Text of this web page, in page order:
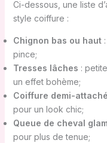
Ci-dessous, une liste
style coiffure :
Chignon bas ou haut:
pince;
Tresses lâches :
un effet bohème;
Coiffure demi-
pour un look chic;
Queue de cheval
pour plus de tenue;